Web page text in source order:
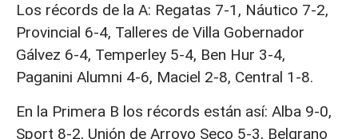
Los récords de la A: Regatas 7-1, Náutico 7-2,
Provincial 6-4, Talleres de Villa Gobernador
Gálvez 6-4, Temperley 5-4, Ben Hur 3-4,
Paganini Alumni 4-6, Maciel 2-8, Central 1-8.
En la Primera B los récords están así: Alba 9-0,
Sport 8-2, Unión de Arroyo Seco 5-3, Belgrano